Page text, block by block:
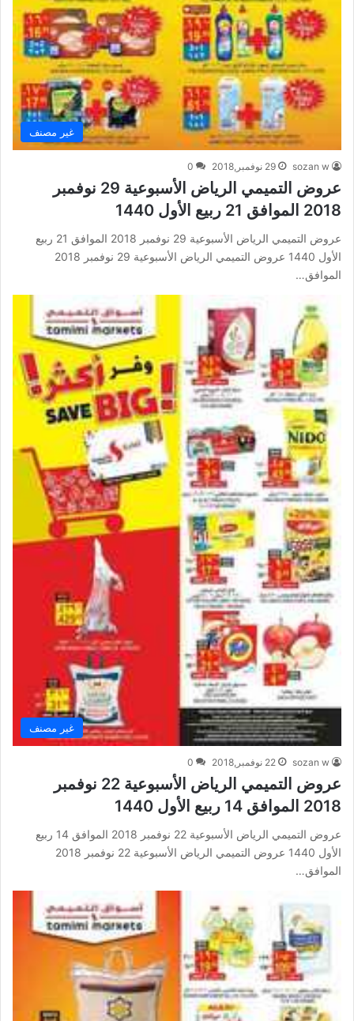
غير مصنف
sozan w 29 نوفمبر,2018 0
عروض التميمي الرياض الأسبوعية 29 نوفمبر
2018 الموافق 21 ربيع الأول 1440
عروض التميمي الرياض الأسبوعية 29 نوفمبر 2018 الموافق 21 ربيع
الأول 1440 عروض التميمي الرياض الأسبوعية 29 نوفمبر 2018
الموافق…
غير مصنف
sozan w 22 نوفمبر,2018 0
عروض التميمي الرياض الأسبوعية 22 نوفمبر
2018 الموافق 14 ربيع الأول 1440
عروض التميمي الرياض الأسبوعية 22 نوفمبر 2018 الموافق 14 ربيع
الأول 1440 عروض التميمي الرياض الأسبوعية 22 نوفمبر 2018
الموافق…